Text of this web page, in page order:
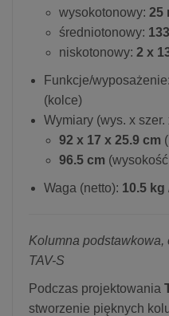
wysokotonowy: 25
średniotonowy:
niskotonowy: 2 x
Funkcje/
(kolce)
Wymiary (wys. x szer.
92 x 17 x 25.9 cm
96.5 cm
Waga (netto): 10.5 kg
Kolumna podstawkowa,
TAV-S
Podczas projektowania
stworzenie pięknych